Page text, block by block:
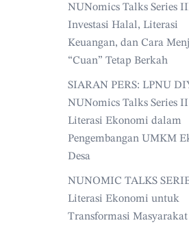
NUNomics Talks Series
Investasi Halal, Literasi
Keuangan, dan Cara
“Cuan” Tetap Berkah
SIARAN PERS: LPNU
NUNomics Talks Series
Literasi Ekonomi dalam
Pengembangan UMKM
Desa
NUNOMIC TALKS
Literasi Ekonomi untuk
Transformasi Masyarakat